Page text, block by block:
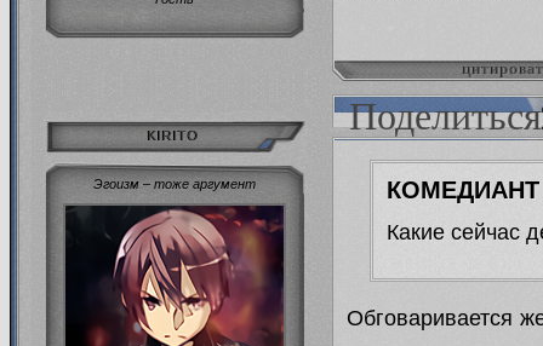
Поделиться
KIRITO
Эгоизм – тоже аргумент КОМЕДИАНТ
Какие сейчас
Обговаривается